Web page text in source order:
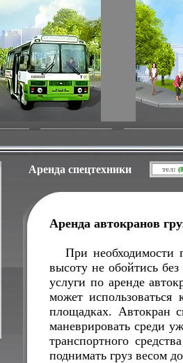
Аренда спецтехники тел:
Аренда автокранов
При необходимости
высоту не обойтись
услуги по аренде
может
площадках. Автокран
маневрировать среди
транспортного
поднимать груз весом